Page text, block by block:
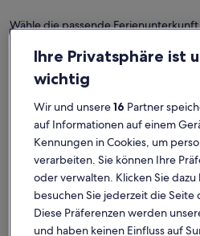
Wähle die passende
Aufenthalt mit Freunden, Familie
Annehmlichkeiten, wie
und einen Trockner. Und auch wenn
Finde Unterkünfte ganz
Geschmack
Suche nach FerienhäusernSuche
Ihre Privatsphäre ist
wichtig
Wir und unsere16 Partner
auf Informationen auf einem
Kennungen in Cookies, um
verarbeiten. Sie können Ihre
oder verwalten. Klicken Sie
besuchen Sie jederzeit die Seite
Diese Präferenzen werden
und haben keinen Einfluss auf